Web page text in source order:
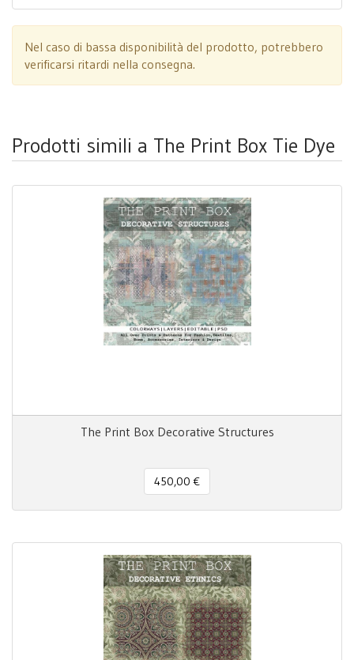
Nel caso di bassa disponibilità del prodotto, potrebbero
verificarsi ritardi nella consegna.
Prodotti simili a The Print Box Tie Dye
The Print Box Decorative Structures
450,00 €